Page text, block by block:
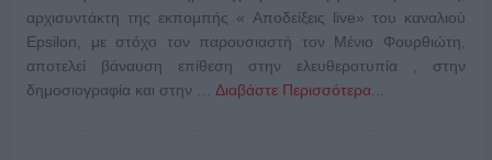
αρχισυντάκτη της εκπομπής « Αποδείξεις live» του καναλιού
Epsilon, με στόχο τον παρουσιαστή τον Μένιο Φουρθιώτη,
αποτελεί βάναυση επίθεση στην ελευθεροτυπία , στην
δημοσιογραφία και στην … Διαβάστε Περισσότερα...